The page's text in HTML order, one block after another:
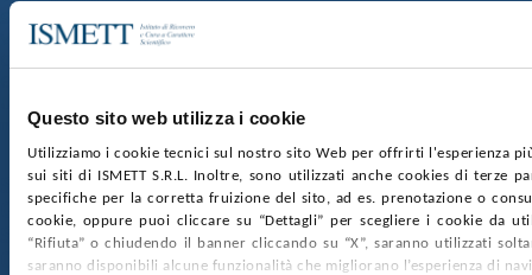
Questo sito web utilizza i cookie
Utilizziamo i cookie tecnici sul nostro sito Web per offrirti l'esperienza
sui siti di ISMETT S.R.L. Inoltre, sono utilizzati anche cookies di terze
specifiche per la corretta fruizione del sito, ad es. prenotazione o
cookie, oppure puoi cliccare su “Dettagli” per scegliere i cookie da
“Rifiuta” o chiudendo il banner cliccando su “X”, saranno utilizzati
saranno disponibili alcune funzionalità che migliorano l’esperienza di
Via Discesa dei Giudici 4 90133 Palermo
nr. REA PA-201818 P.I. 04544550827
SOCIETÀ TRASPARENTE WHISTLEBLOWING
GARE E CONTRATTIPRIVACYCOOKIE POLICY
SOSTIENICIMAPPA DEL SITOACCESSIBILITÀ
CONTATTI